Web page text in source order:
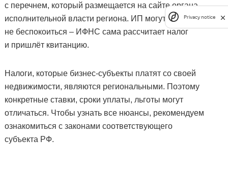
с перечнем, который размещается на сайте органа
исполнительной власти региона. ИП могут
не беспокоиться – ИФНС сама рассчитает налог
и пришлёт квитанцию.
Налоги, которые бизнес-субъекты платят со своей
недвижимости, являются региональными. Поэтому
конкретные ставки, сроки уплаты, льготы могут
отличаться. Чтобы узнать все нюансы, рекомендуем
ознакомиться с законами соответствующего
субъекта РФ.
Privacy notice